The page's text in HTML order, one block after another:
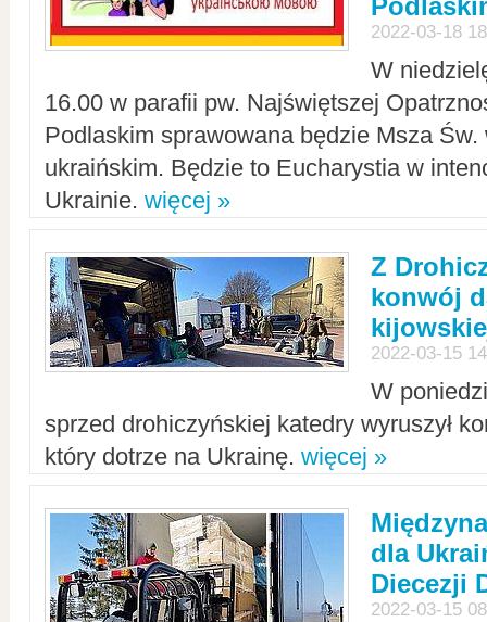
2022-03-18
W
16.00 w parafii pw. Najświętszej
Podlaskim sprawowana będzie Msza Św.
ukraińskim. Będzie to Eucharystia w
Ukrainie. więcej »
Z
konwój
2022-03-15
W
sprzed drohiczyńskiej katedry wyruszył
który dotrze na Ukrainę. więcej »
dla
Diecezji
2022-03-15